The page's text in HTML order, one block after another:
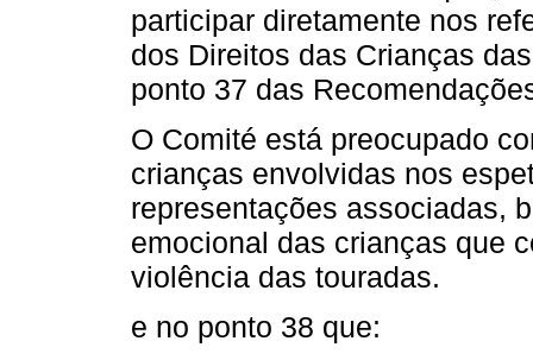
participar diretamente nos
dos Direitos das Crianças
ponto 37 das
O Comité está preocupado
crianças envolvidas nos
representações associadas,
emocional das crianças que
violência das touradas.
e no ponto 38 que: